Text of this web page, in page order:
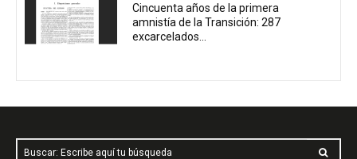
Cincuenta años de la primera
amnistía de la Transición: 287
excarcelados...
Buscar: Escribe aquí tu búsqueda